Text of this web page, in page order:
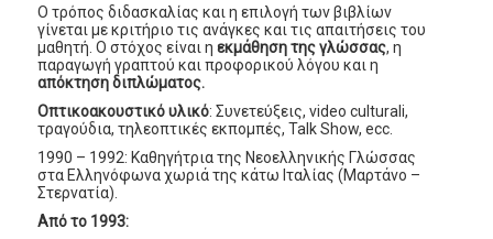
Ο τρόπος διδασκαλίας και η επιλογή των βιβλίων
γίνεται με κριτήριο τις ανάγκες και τις απαιτήσεις του
μαθητή. Ο στόχος είναι ηεκμάθηση της γλώσσας, η
παραγωγή γραπτού και προφορικού λόγου και η
απόκτηση διπλώματος.
Οπτικοακουστικό υλικό: Συνετεύξεις, video culturali,
τραγούδια, τηλεοπτικές εκπομπές, Talk Show, ecc.
1990 – 1992: Καθηγήτρια της Νεοελληνικής Γλώσσας
στα Ελληνόφωνα χωριά της κάτω Ιταλίας (Μαρτάνο –
Στερνατία).
Από το 1993: